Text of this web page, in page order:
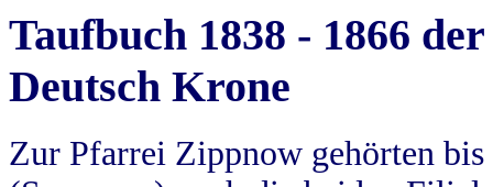
Taufbuch 1838 - 1866
Deutsch Krone
Zur Pfarrei Zippnow gehörten